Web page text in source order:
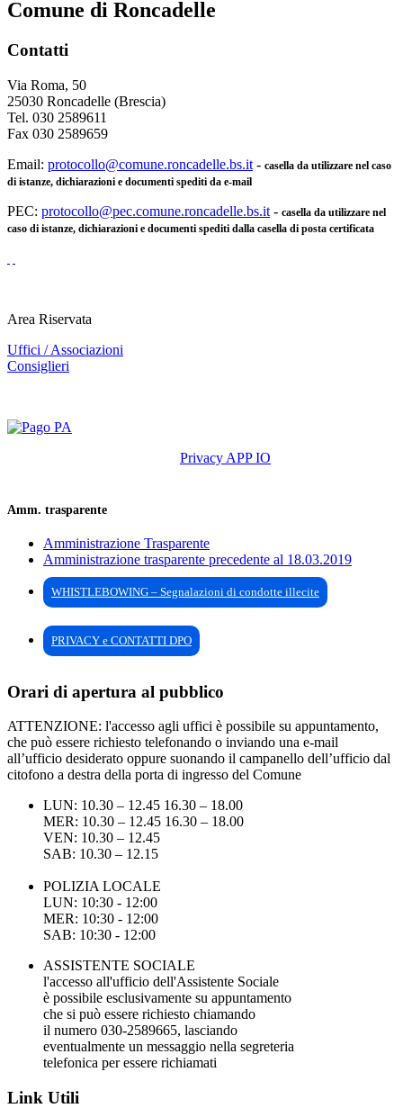
Comune di Roncadelle
Contatti
Via Roma, 50
25030 Roncadelle (Brescia)
Tel. 030 2589611
Fax 030 2589659
Email: protocollo@comune.roncadelle.bs.it - casella da utilizzare nel caso
di istanze, dichiarazioni e documenti spediti da e-mail
PEC: protocollo@pec.comune.roncadelle.bs.it - casella da utilizzare nel
caso di istanze, dichiarazioni e documenti spediti dalla casella di posta certificata
Area Riservata
Uffici / Associazioni
Consiglieri
Privacy APP IO
Amm. trasparente
Amministrazione Trasparente
Amministrazione trasparente precedente al 18.03.2019
WHISTLEBOWING – Segnalazioni di condotte illecite
PRIVACY e CONTATTI DPO
Orari di apertura al pubblico
ATTENZIONE: l'accesso agli uffici è possibile su appuntamento,
che può essere richiesto telefonando o inviando una e-mail
all’ufficio desiderato oppure suonando il campanello dell’ufficio dal
citofono a destra della porta di ingresso del Comune
LUN: 10.30 – 12.45 16.30 – 18.00
MER: 10.30 – 12.45 16.30 – 18.00
VEN: 10.30 – 12.45
SAB: 10.30 – 12.15
POLIZIA LOCALE
LUN: 10:30 - 12:00
MER: 10:30 - 12:00
SAB: 10:30 - 12:00
ASSISTENTE SOCIALE
l'accesso all'ufficio dell'Assistente Sociale
è possibile esclusivamente su appuntamento
che si può essere richiesto chiamando
il numero 030-2589665, lasciando
eventualmente un messaggio nella segreteria
telefonica per essere richiamati
Link Utili